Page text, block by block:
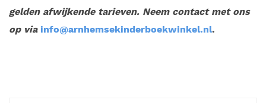
gelden afwijkende tarieven. Neem contact met ons
op via info@arnhemsekinderboekwinkel.nl.